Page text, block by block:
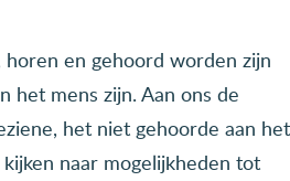
en gehoord worden zijn
het mens zijn. Aan ons de
het niet gehoorde aan het
naar mogelijkheden tot